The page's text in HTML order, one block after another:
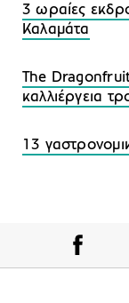
3 ωραίες
Καλαμάτα
The
καλλιέργεια
13